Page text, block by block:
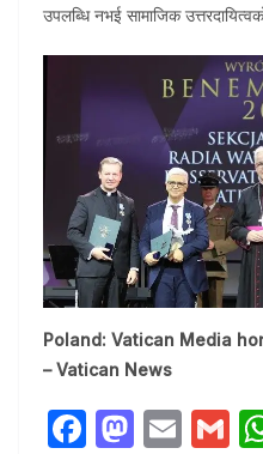
उपलब्धि नभई सामाजिक
Poland: Vatican Media
– Vatican News
F
M E
G